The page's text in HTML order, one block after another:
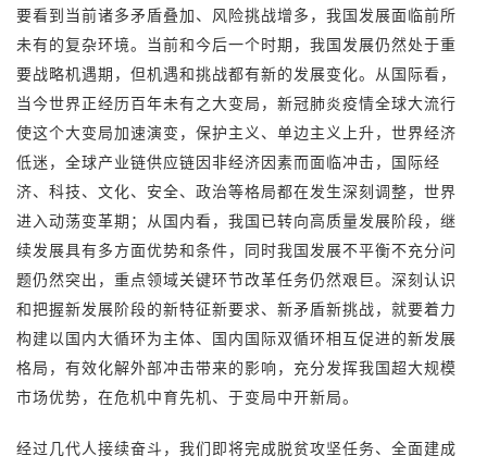
要看到当前诸多矛盾叠加、风险挑战增多，我国发展面临前所
未有的复杂环境。当前和今后一个时期，我国发展仍然处于重
要战略机遇期，但机遇和挑战都有新的发展变化。从国际看，
当今世界正经历百年未有之大变局，新冠肺炎疫情全球大流行
使这个大变局加速演变，保护主义、单边主义上升，世界经济
低迷，全球产业链供应链因非经济因素而面临冲击，国际经
济、科技、文化、安全、政治等格局都在发生深刻调整，世界
进入动荡变革期；从国内看，我国已转向高质量发展阶段，继
续发展具有多方面优势和条件，同时我国发展不平衡不充分问
题仍然突出，重点领域关键环节改革任务仍然艰巨。深刻认识
和把握新发展阶段的新特征新要求、新矛盾新挑战，就要着力
构建以国内大循环为主体、国内国际双循环相互促进的新发展
格局，有效化解外部冲击带来的影响，充分发挥我国超大规模
市场优势，在危机中育先机、于变局中开新局。
经过几代人接续奋斗，我们即将完成脱贫攻坚任务、全面建成